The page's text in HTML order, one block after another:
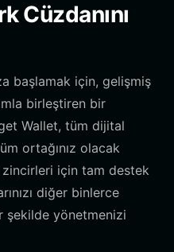
Cüzdanını
başlamak için, gelişmiş
birleştiren bir
Wallet, tüm dijital
ortağınız olacak
zincirleri için tam destek
diğer binlerce
şekilde yönetmenizi